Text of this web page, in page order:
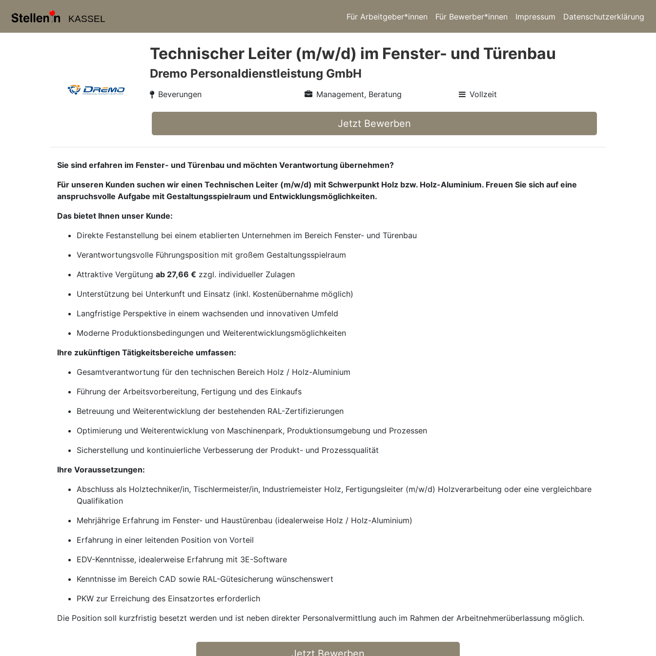
KASSEL Für Arbeitgeber*innen Für Bewerber*innen Impressum Datenschutzerklärung
Technischer Leiter (m/w/d) im Fenster- und Türenbau
Dremo Personaldienstleistung GmbH
Beverungen Management, Beratung Vollzeit
Jetzt Bewerben
Sie sind erfahren im Fenster- und Türenbau und möchten Verantwortung übernehmen?
Für unseren Kunden suchen wir einen Technischen Leiter (m/w/d) mit Schwerpunkt Holz bzw. Holz-Aluminium. Freuen Sie sich auf eine
anspruchsvolle Aufgabe mit Gestaltungsspielraum und Entwicklungsmöglichkeiten.
Das bietet Ihnen unser Kunde:
Direkte Festanstellung bei einem etablierten Unternehmen im Bereich Fenster- und Türenbau
Verantwortungsvolle Führungsposition mit großem Gestaltungsspielraum
Attraktive Vergütung ab 27,66 € zzgl. individueller Zulagen
Unterstützung bei Unterkunft und Einsatz (inkl. Kostenübernahme möglich)
Langfristige Perspektive in einem wachsenden und innovativen Umfeld
Moderne Produktionsbedingungen und Weiterentwicklungsmöglichkeiten
Ihre zukünftigen Tätigkeitsbereiche umfassen:
Gesamtverantwortung für den technischen Bereich Holz / Holz-Aluminium
Führung der Arbeitsvorbereitung, Fertigung und des Einkaufs
Betreuung und Weiterentwicklung der bestehenden RAL-Zertifizierungen
Optimierung und Weiterentwicklung von Maschinenpark, Produktionsumgebung und Prozessen
Sicherstellung und kontinuierliche Verbesserung der Produkt- und Prozessqualität
Ihre Voraussetzungen:
Abschluss als Holztechniker/in, Tischlermeister/in, Industriemeister Holz, Fertigungsleiter (m/w/d) Holzverarbeitung oder eine vergleichbare
Qualifikation
Mehrjährige Erfahrung im Fenster- und Haustürenbau (idealerweise Holz / Holz-Aluminium)
Erfahrung in einer leitenden Position von Vorteil
EDV-Kenntnisse, idealerweise Erfahrung mit 3E-Software
Kenntnisse im Bereich CAD sowie RAL-Gütesicherung wünschenswert
PKW zur Erreichung des Einsatzortes erforderlich
Die Position soll kurzfristig besetzt werden und ist neben direkter Personalvermittlung auch im Rahmen der Arbeitnehmerüberlassung möglich.
Jetzt Bewerben